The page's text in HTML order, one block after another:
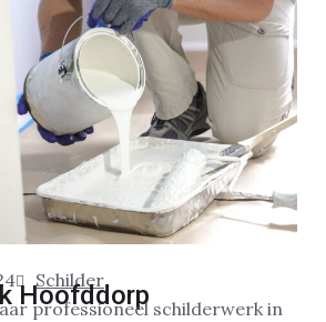
Schilder
Hoofddorp
professioneel schilderwerk in